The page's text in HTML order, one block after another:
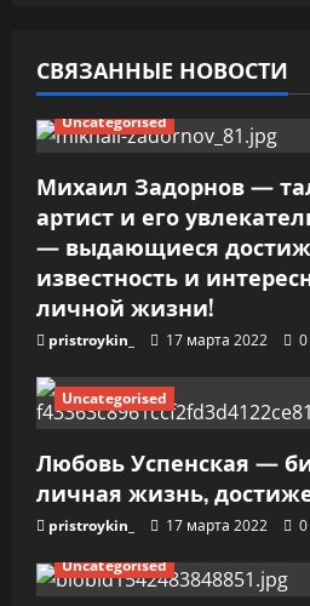
о
з
а
п
и
с
я
м
СВЯЗАННЫЕ НОВОСТИ
Uncategorised
Михаил Задорнов —
артист и его
— выдающиеся
известность и
личной жизни!
pristroykin_ 17 марта 2022 0
Uncategorised
Любовь Успенская —
личная жизнь,
pristroykin_ 17 марта 2022
0
Uncategorised